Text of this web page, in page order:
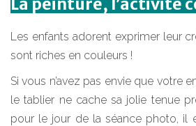
Les enfants adorent exprimer leur
sont riches en couleurs !
Si vous n’avez pas envie que votre
le tablier ne cache sa jolie tenue
pour le jour de la séance photo, il